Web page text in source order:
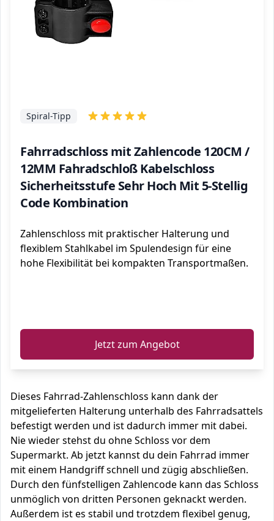
Fahrradschloss mit Zahlencode 120CM /
12MM Fahradschloß Kabelschloss
Sicherheitsstufe Sehr Hoch Mit 5-Stellig
Code Kombination
Spiral-Tipp
Zahlenschloss mit praktischer Halterung und
flexiblem Stahlkabel im Spulendesign für eine
hohe Flexibilität bei kompakten Transportmaßen.
Jetzt zum Angebot
Dieses Fahrrad-Zahlenschloss kann dank der
mitgelieferten Halterung unterhalb des Fahrradsattels
befestigt werden und ist dadurch immer mit dabei.
Nie wieder stehst du ohne Schloss vor dem
Supermarkt. Ab jetzt kannst du dein Fahrrad immer
mit einem Handgriff schnell und zügig abschließen.
Durch den fünfstelligen Zahlencode kann das Schloss
unmöglich von dritten Personen geknackt werden.
Außerdem ist es stabil und trotzdem flexibel genug,